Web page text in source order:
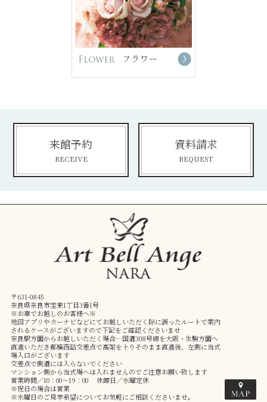
来館予約
RECEIVE
資料請求
REQUEST
〒631-0845
奈良県奈良市宝来1丁目3番1号
※お車でお越しのお客様へ※
地図アプリやカーナビなどにてお越しいただく際に誤ったルートで案内
されるケースがございますので下記をご確認くださいませ
奈良駅方面からお越しいただく場合…国道308号線を大阪・生駒方面へ
直進いただき都橋西詰交差点で高架を上りそのまま直進後、左側に当式
場入口がございます
交差点で側道には入らないでください
マンション側から当式場へは入れませんのでご注意お願い致します
営業時間／10：00～19：00 休館日／水曜定休
※祝日の場合は営業
※水曜日のご見学希望についてお気軽にご相談くださいませ。